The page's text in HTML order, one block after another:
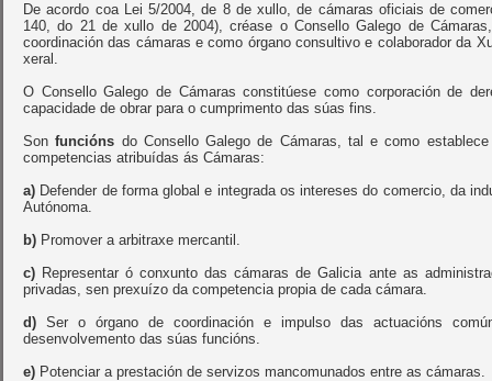
De acordo coa Lei 5/2004, de 8 de xullo, de cámaras oficiais de
140, do 21 de xullo de 2004), créase o Consello Galego de
coordinación das cámaras e como órgano consultivo e colaborador da
xeral.
O Consello Galego de Cámaras constitúese como corporación de
capacidade de obrar para o cumprimento das súas fins.
Sonfuncións do Consello Galego de Cámaras, tal e como
competencias atribuídas ás Cámaras:
a) Defender de forma global e integrada os intereses do comercio, da
Autónoma.
b) Promover a arbitraxe mercantil.
c) Representar ó conxunto das cámaras de Galicia ante as
privadas, sen prexuízo da competencia propia de cada cámara.
d) Ser o órgano de coordinación e impulso das actuacións
desenvolvemento das súas funcións.
e) Potenciar a prestación de servizos mancomunados entre as cámaras.